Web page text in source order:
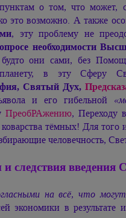
о том, что может,
это возможно. А также
, эту проблему не
необходимости
они сами, без
в эту Сферу
Святый Дух,
и его гибельной
ПреобРАжению, Переходу
тёмных! Для
человечность,
следствия введения
на всё, что
экономики в